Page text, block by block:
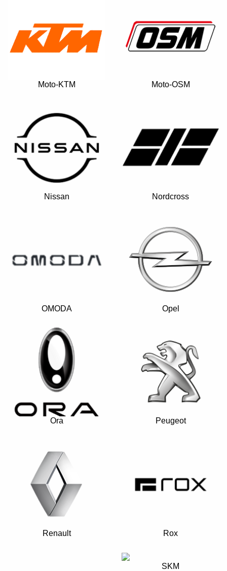
Moto-KTM Moto-OSM
Nissan Nordcross
OMODA Opel
Ora Peugeot
Renault Rox
SKM